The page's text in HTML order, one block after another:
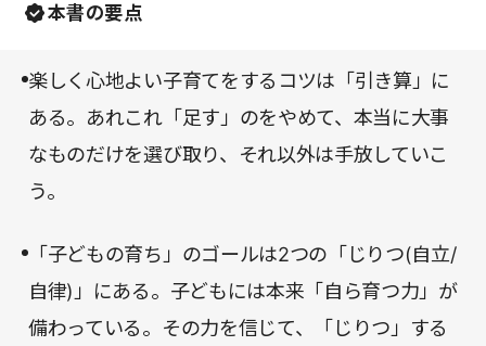
本書の要点
楽しく心地よい子育てをするコツは「引き算」に
ある。あれこれ「足す」のをやめて、本当に大事
なものだけを選び取り、それ以外は手放していこ
う。
「子どもの育ち」のゴールは2つの「じりつ(自立/
自律)」にある。子どもには本来「自ら育つ力」が
備わっている。その力を信じて、「じりつ」する